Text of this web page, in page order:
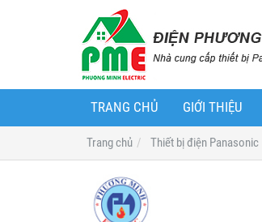
TRANG CHỦ GIỚI THIỆU
Trang chủ Thiết bị điện Panasonic